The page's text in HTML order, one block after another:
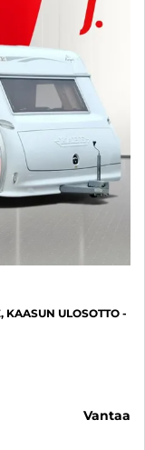
KAASUN ULOSOTTO -
vantaa